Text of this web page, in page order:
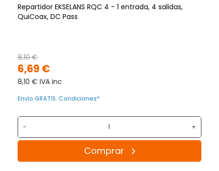
Repartidor EKSELANS RQC 4 - 1 entrada, 4 salidas,
QuiCoax, DC Pass
6,69 €
8,10 €
8,10 € IVA inc
Envío GRATIS. Condiciones*
- +
Comprar